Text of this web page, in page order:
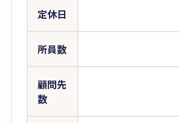
定休日
所員数
顧問先
数